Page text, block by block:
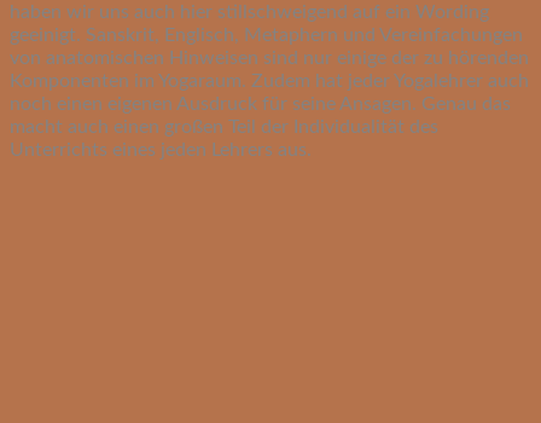
haben wir uns auch hier stillschweigend auf ein Wording
geeinigt. Sanskrit, Englisch, Metaphern und Vereinfachungen
von anatomischen Hinweisen sind nur einige der zu hörenden
Komponenten im Yogaraum. Zudem hat jeder Yogalehrer auch
noch einen eigenen Ausdruck für seine Ansagen. Genau das
macht auch einen großen Teil der Individualität des
Unterrichts eines jeden Lehrers aus.